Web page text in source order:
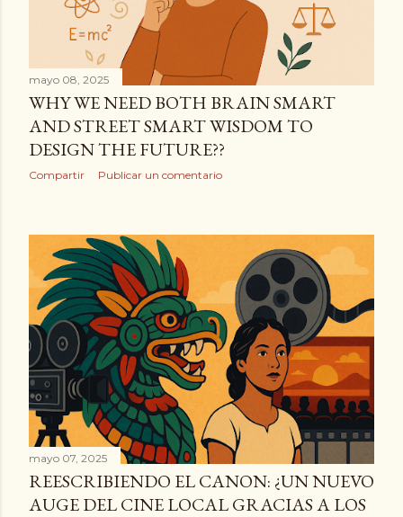
mayo 08, 2025
WHY WE NEED BOTH BRAIN SMART
AND STREET SMART WISDOM TO
DESIGN THE FUTURE??
Compartir Publicar un comentario
mayo 07, 2025
REESCRIBIENDO EL CANON: ¿UN NUEVO
AUGE DEL CINE LOCAL GRACIAS A LOS